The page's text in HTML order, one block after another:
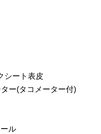
シート表皮
ー(タコメーター付)
ル